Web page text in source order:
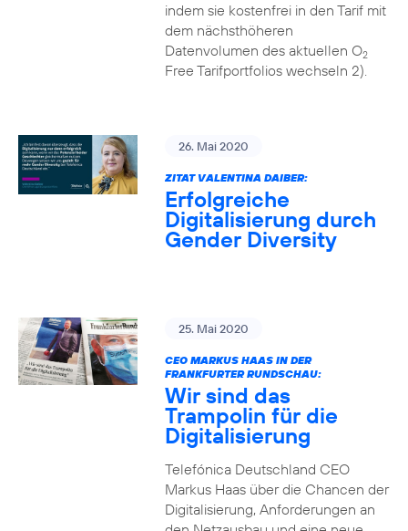
indem sie kostenfrei in den Tarif mit
dem nächsthöheren
Datenvolumen des aktuellen O2
Free Tarifportfolios wechseln 2).
26. Mai 2020
ZITAT VALENTINA DAIBER:
Erfolgreiche
Digitalisierung durch
Gender Diversity
25. Mai 2020
CEO MARKUS HAAS IN DER
FRANKFURTER RUNDSCHAU:
Wir sind das
Trampolin für die
Digitalisierung
Telefónica Deutschland CEO
Markus Haas über die Chancen der
Digitalisierung, Anforderungen an